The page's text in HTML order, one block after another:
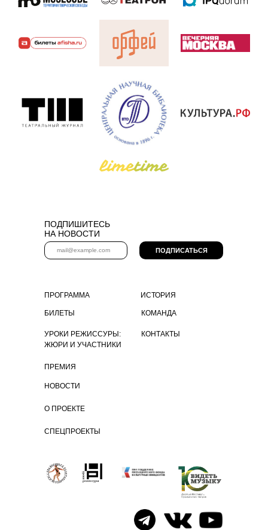
БИЛЕТЫ
УРОКИ РЕЖИССУРЫ:
ЖЮРИ И УЧАСТНИКИ
ПРЕМИЯ
НОВОСТИ
О ПРОЕКТЕ
СПЕЦПРОЕКТЫ
ИСТОРИЯ
ПРОГРАММА
КОМАНДА
КОНТАКТЫ
ПОДПИШИТЕСЬ
НА НОВОСТИ
ПОДПИСАТЬСЯ